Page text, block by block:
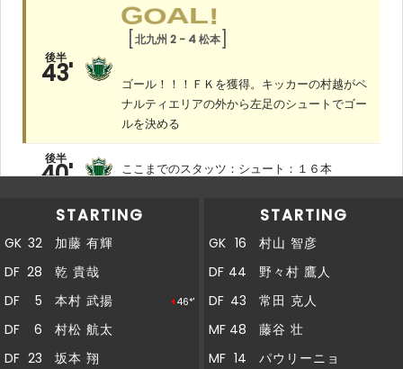
後半
38'
國分がペナルティエリア内から枠内にシュート
後半
38'
パウリーニョがペナルティエリアの外から
後半
40' ここまでのスタッツ：シュート：１７本
後半
40' ここまでのスタッツ：シュート：１６本
後半
43'
GOAL!
北九州 2 - 4 松本
ゴール！！！ＦＫを獲得。キッカーの村越がペ
ナルティエリアの外から左足のシュートでゴー
ルを決める
STARTING
GK 32
加藤 有輝
DF 28
乾 貴哉
DF
5 本村 武揚 46*'
DF 6
村松 航太
DF 23
坂本 翔
STARTING
GK 16
村山 智彦
DF 44
野々村 鷹人
DF 43
常田 克人
MF 48
藤谷 壮
MF 14
パウリーニョ